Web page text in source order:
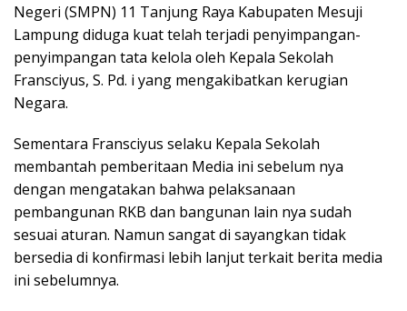
Negeri (SMPN) 11 Tanjung Raya Kabupaten Mesuji
Lampung diduga kuat telah terjadi penyimpangan-
penyimpangan tata kelola oleh Kepala Sekolah
Fransciyus, S. Pd. i yang mengakibatkan kerugian
Negara.
Sementara Fransciyus selaku Kepala Sekolah
membantah pemberitaan Media ini sebelum nya
dengan mengatakan bahwa pelaksanaan
pembangunan RKB dan bangunan lain nya sudah
sesuai aturan. Namun sangat di sayangkan tidak
bersedia di konfirmasi lebih lanjut terkait berita media
ini sebelumnya.